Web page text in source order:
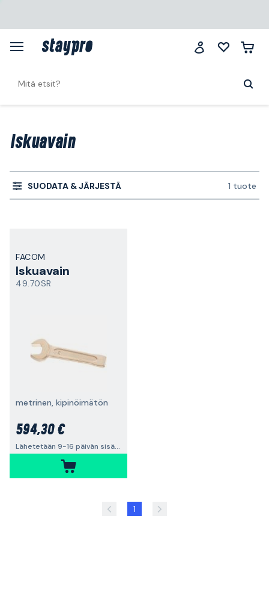
Iskuavain
SUODATA & JÄRJESTÄ 1 tuote
FACOM
Iskuavain
49.70SR
metrinen, kipinöimätön
594,30 €
Lähetetään 9-16 päivän sisällä
1